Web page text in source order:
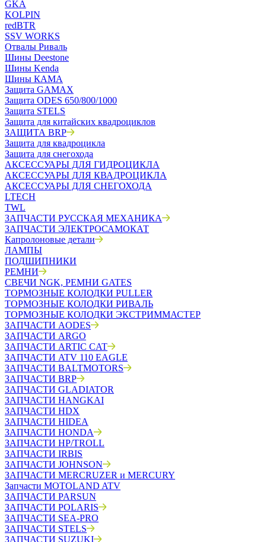
GKA
KOLPIN
redBTR
SSV WORKS
Отвалы Риваль
Шины Deestone
Шины Kenda
Шины КАМА
Защита GAMAX
Защита ODES 650/800/1000
Защита STELS
Защита для китайских квадроциклов
ЗАЩИТА BRP
Защита для квадроцикла
Защита для снегохода
АКСЕССУАРЫ ДЛЯ ГИДРОЦИКЛА
АКСЕССУАРЫ ДЛЯ КВАДРОЦИКЛА
АКСЕССУАРЫ ДЛЯ СНЕГОХОДА
LTECH
TWL
ЗАПЧАСТИ РУССКАЯ МЕХАНИКА
ЗАПЧАСТИ ЭЛЕКТРОСАМОКАТ
Капролоновые детали
ЛАМПЫ
ПОДШИПНИКИ
РЕМНИ
СВЕЧИ NGK, РЕМНИ GATES
ТОРМОЗНЫЕ КОЛОДКИ PULLER
ТОРМОЗНЫЕ КОЛОДКИ РИВАЛЬ
ТОРМОЗНЫЕ КОЛОДКИ ЭКСТРИММАСТЕР
ЗАПЧАСТИ AODES
ЗАПЧАСТИ ARGO
ЗАПЧАСТИ ARTIC CAT
ЗАПЧАСТИ ATV 110 EAGLE
ЗАПЧАСТИ BALTMOTORS
ЗАПЧАСТИ BRP
ЗАПЧАСТИ GLADIATOR
ЗАПЧАСТИ HANGKAI
ЗАПЧАСТИ HDX
ЗАПЧАСТИ HIDEA
ЗАПЧАСТИ HONDA
ЗАПЧАСТИ HP/TROLL
ЗАПЧАСТИ IRBIS
ЗАПЧАСТИ JOHNSON
ЗАПЧАСТИ MERCRUZER и MERCURY
Запчасти MOTOLAND ATV
ЗАПЧАСТИ PARSUN
ЗАПЧАСТИ POLARIS
ЗАПЧАСТИ SEA-PRO
ЗАПЧАСТИ STELS
ЗАПЧАСТИ SUZUKI